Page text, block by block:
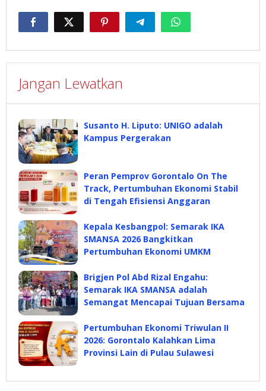
Jangan Lewatkan
Susanto H. Liputo: UNIGO adalah
Kampus Pergerakan
Peran Pemprov Gorontalo On The
Track, Pertumbuhan Ekonomi Stabil
di Tengah Efisiensi Anggaran
Kepala Kesbangpol: Semarak IKA
SMANSA 2026 Bangkitkan
Pertumbuhan Ekonomi UMKM
Brigjen Pol Abd Rizal Engahu:
Semarak IKA SMANSA adalah
Semangat Mencapai Tujuan Bersama
Pertumbuhan Ekonomi Triwulan II
2026: Gorontalo Kalahkan Lima
Provinsi Lain di Pulau Sulawesi